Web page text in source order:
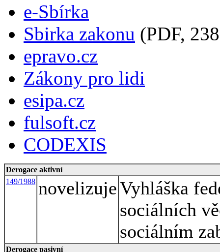
e-Sbírka
Sbirka zakonu (PDF,
epravo.cz
Zákony pro lidi
esipa.cz
fulsoft.cz
CODEXIS
Derogace aktivní
149/1988 novelizujeVyhláška
sociálních
sociálním
Derogace pasivní